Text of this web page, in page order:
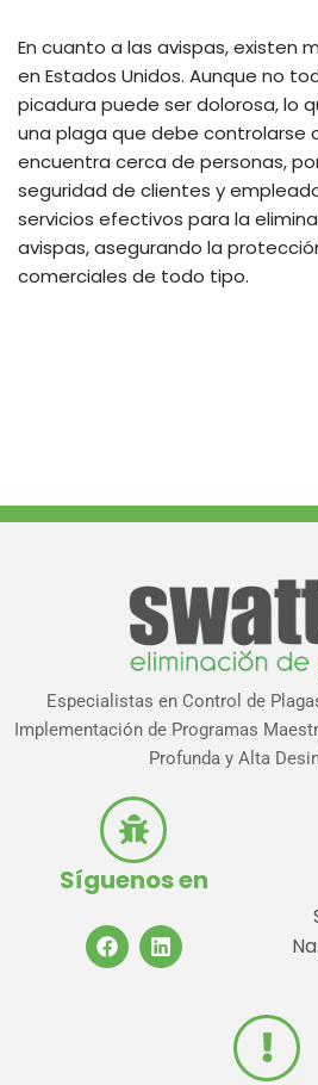
En cuanto a las avispas, existen
en Estados Unidos. Aunque no
picadura puede ser dolorosa, lo
una plaga que debe controlarse
encuentra cerca de personas,
seguridad de clientes y
servicios efectivos para la
avispas, asegurando la
comerciales de todo tipo.
Especialistas en Control de
Implementación de Programas
Profunda y Alta
Síguenos en